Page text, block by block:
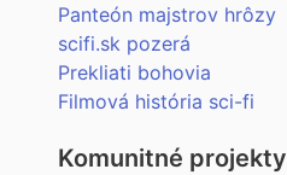
Panteón majstrov hrôzy
scifi.sk pozerá
Prekliati bohovia
Filmová história sci-fi
Komunitné projekty